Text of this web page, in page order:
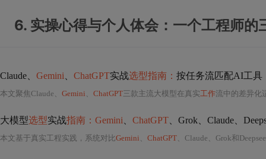
6. 实操心得与个人体会：一个工程师的
Claude、 Gemini ChatGPT实战选型指南： 按任务流匹配AI工具
本文聚焦Claude、 Gemini 、 ChatGPT三款主流大模型在真实工作流中的差异化
大模型选型实战指南：Gemini ChatGPT 、Grok、Claude、
本文基于真实工程实践，系统对比Gemini 、 ChatGPT、Claude、Grok和Deepseek五大模型在具体业务